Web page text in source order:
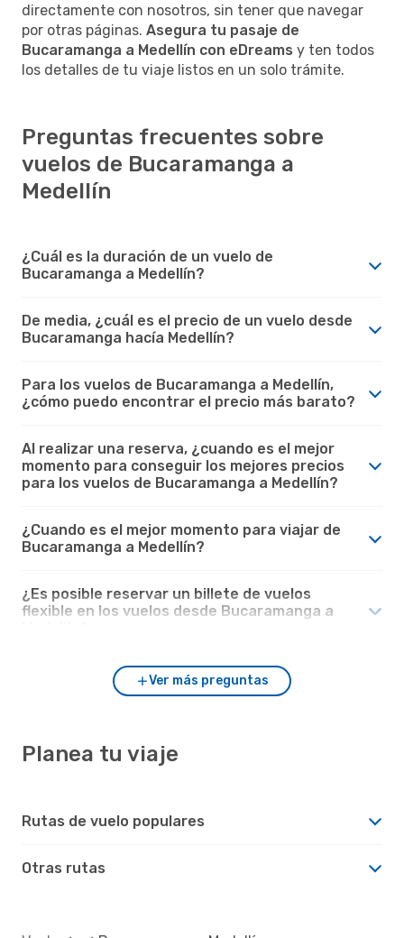
directamente con nosotros, sin tener que navegar
por otras páginas. Asegura tu pasaje de
Bucaramanga a Medellín con eDreams y ten todos
los detalles de tu viaje listos en un solo trámite.
Preguntas frecuentes sobre
vuelos de Bucaramanga a
Medellín
¿Cuál es la duración de un vuelo de
Bucaramanga a Medellín?
De media, ¿cuál es el precio de un vuelo desde
Bucaramanga hacía Medellín?
Para los vuelos de Bucaramanga a Medellín,
¿cómo puedo encontrar el precio más barato?
Al realizar una reserva, ¿cuando es el mejor
momento para conseguir los mejores precios
para los vuelos de Bucaramanga a Medellín?
¿Cuando es el mejor momento para viajar de
Bucaramanga a Medellín?
¿Es posible reservar un billete de vuelos
flexible en los vuelos desde Bucaramanga a
Ver más preguntas
Planea tu viaje
Rutas de vuelo populares
Otras rutas